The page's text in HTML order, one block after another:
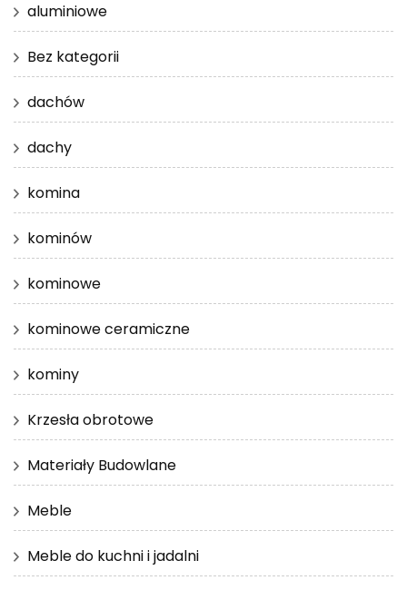
aluminiowe
Bez kategorii
dachów
dachy
komina
kominów
kominowe
kominowe ceramiczne
kominy
Krzesła obrotowe
Materiały Budowlane
Meble
Meble do kuchni i jadalni